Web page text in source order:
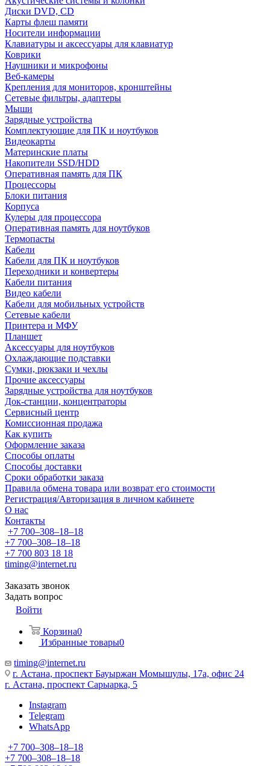
Диски DVD, CD
Карты флеш памяти
Носители информации
Клавиатуры и аксессуары для клавиатур
Коврики
Наушники и микрофоны
Веб-камеры
Крепления для мониторов, кронштейны
Сетевые фильтры, адаптеры
Мыши
Зарядные устройства
Комплектующие для ПК и ноутбуков
Видеокарты
Материнские платы
Накопители SSD/HDD
Оперативная память для ПК
Процессоры
Блоки питания
Корпуса
Кулеры для процессора
Оперативная память для ноутбуков
Термопасты
Кабели
Кабели для ПК и ноутбуков
Переходники и конвертеры
Кабели питания
Видео кабели
Кабели для мобильных устройств
Сетевые кабели
Принтера и МФУ
Планшет
Аксессуары для ноутбуков
Охлаждающие подставки
Сумки, рюкзаки и чехлы
Прочие аксессуары
Зарядные устройства для ноутбуков
Док-станции, концентраторы
Сервисный центр
Комиссионная продажа
Как купить
Оформление заказа
Способы оплаты
Способы доставки
Сроки обработки заказа
Правила обмена товара или возврат его стоимости
Регистрация/Авторизация в личном кабинете
О нас
Контакты
+7 700‒308‒18‒18
+7 700‒308‒18‒18
+7 700 803 18 18
timing@internet.ru
Заказать звонок
Задать вопрос
Войти
Корзина0
Избранные товары0
timing@internet.ru
г. Астана, проспект Бауыржан Момышулы, 17а, офис 24
г. Астана, проспект Сарыарка, 5
Instagram
Telegram
WhatsApp
+7 700‒308‒18‒18
+7 700‒308‒18‒18